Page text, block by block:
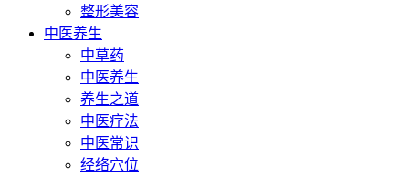
整形美容
中医养生
中草药
中医养生
养生之道
中医疗法
中医常识
经络穴位